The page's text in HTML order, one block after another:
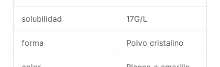
solubilidad 17G/L
forma Polvo cristalino